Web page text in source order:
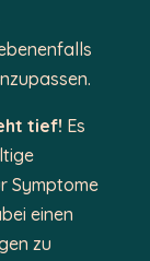
tief! Es
Symptome
einen
zu